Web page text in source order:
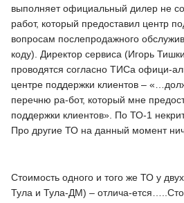
выполняет официальный дилер не
работ, который предоставил центр
вопросам послепродажного
коду). Директор сервиса (Игорь
проводятся согласно ТИСа офици-
центре поддержки клиентов –
перечню ра-бот, который мне
поддержки клиентов». По ТО-1
Про другие ТО на данный момент
Стоимость одного и того же ТО у
Тула и Тула-ДМ) – отлича-